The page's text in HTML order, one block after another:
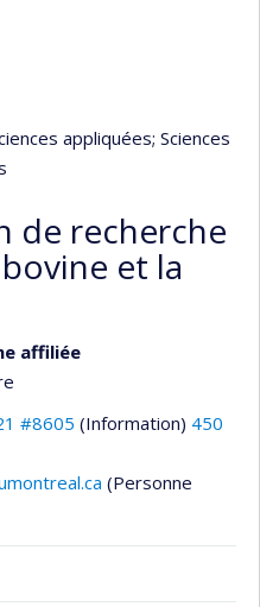
appliquées; Sciences
de recherche
et la
affiliée
#8605 (Information) 450
(Personne